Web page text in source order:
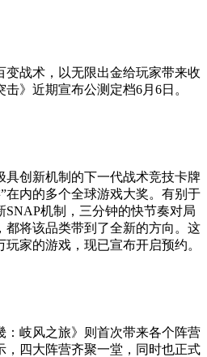
变战术，以无限出金给玩家带来收
》近期宣布公测定档6月6日。
具创新机制的下一代战术竞技卡牌
在内的多个全球游戏大奖。有别于
机制，三分钟的快节奏对局
都将该品类带到了全新的方向。这
家的游戏，现已宣布开启预约。
：岐风之旅》则首次带来各个阵营
，四大阵营齐聚一堂，同时也正式